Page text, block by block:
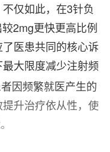
仅如此，在3针负
2mg更快更高比例
医患共同的核心诉
大限度减少注射频
因频繁就医产生的
升治疗依从性，使